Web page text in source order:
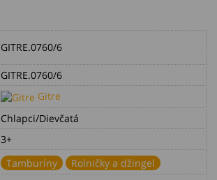
GITRE.0760/6
GITRE.0760/6
Gitre
Chlapci/Dievčatá
3+
Tamburíny
Rolničky a džingel